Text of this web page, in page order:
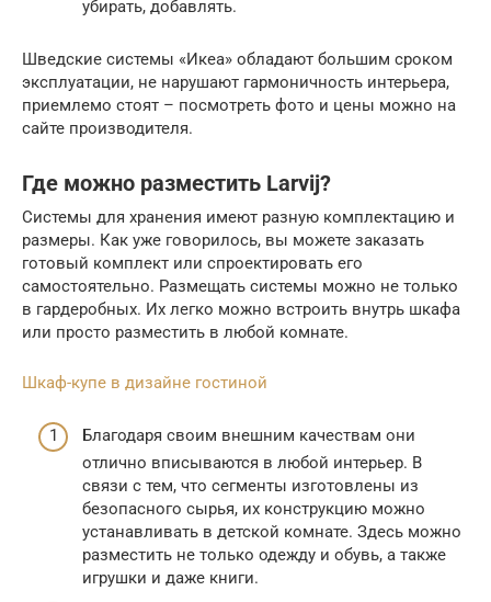
убирать, добавлять.
Шведские системы «Икеа» обладают большим сроком
эксплуатации, не нарушают гармоничность интерьера,
приемлемо стоят – посмотреть фото и цены можно на
сайте производителя.
Где можно разместить Larvij?
Системы для хранения имеют разную комплектацию и
размеры. Как уже говорилось, вы можете заказать
готовый комплект или спроектировать его
самостоятельно. Размещать системы можно не только
в гардеробных. Их легко можно встроить внутрь шкафа
или просто разместить в любой комнате.
Шкаф-купе в дизайне гостиной
Благодаря своим внешним качествам они
отлично вписываются в любой интерьер. В
связи с тем, что сегменты изготовлены из
безопасного сырья, их конструкцию можно
устанавливать в детской комнате. Здесь можно
разместить не только одежду и обувь, а также
игрушки и даже книги.